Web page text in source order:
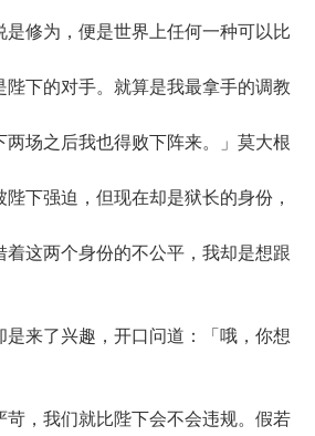
修为，便是世界上任何一种可以比
陛下的对手。就算是我最拿手的调教
两场之后我也得败下阵来。」莫大根
下强迫，但现在却是狱长的身份，
着这两个身份的不公平，我却是想跟
来了兴趣，开口问道：「哦，你想
，我们就比陛下会不会违规。假若